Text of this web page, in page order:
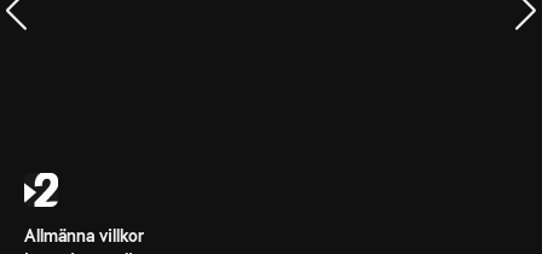
Allmänna villkor